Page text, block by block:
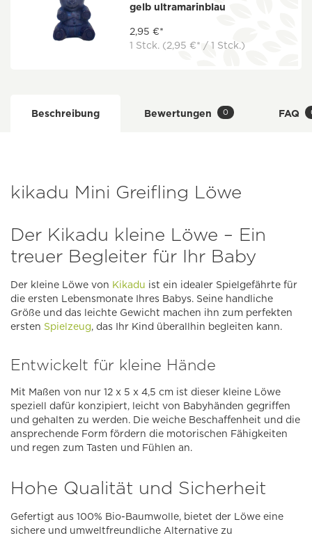
gelb ultramarinblau
2,95 €*
1 Stck. (2,95 €* / 1 Stck.)
Beschreibung Bewertungen 0 FAQ
kikadu Mini Greifling Löwe
Der Kikadu kleine Löwe – Ein
treuer Begleiter für Ihr Baby
Der kleine Löwe von Kikadu ist ein idealer Spielgefährte für
die ersten Lebensmonate Ihres Babys. Seine handliche
Größe und das leichte Gewicht machen ihn zum perfekten
ersten Spielzeug, das Ihr Kind überallhin begleiten kann.
Entwickelt für kleine Hände
Mit Maßen von nur 12 x 5 x 4,5 cm ist dieser kleine Löwe
speziell dafür konzipiert, leicht von Babyhänden gegriffen
und gehalten zu werden. Die weiche Beschaffenheit und die
ansprechende Form fördern die motorischen Fähigkeiten
und regen zum Tasten und Fühlen an.
Hohe Qualität und Sicherheit
Gefertigt aus 100% Bio-Baumwolle, bietet der Löwe eine
sichere und umweltfreundliche Alternative zu